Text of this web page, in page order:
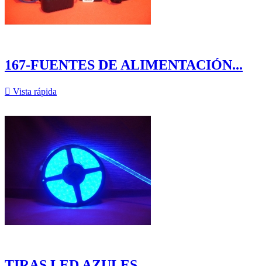
167-FUENTES DE ALIMENTACIÓN...
 Vista rápida